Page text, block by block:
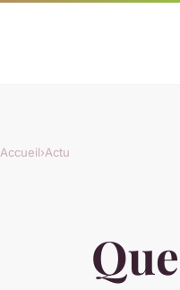
Accueil›Actu